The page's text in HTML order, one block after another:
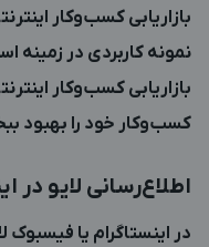
بازاریابی کسب‌وکار
کسب‌وکار خود را بهبود
اطلاع‌رسانی لایو در
در اینستاگرام یا